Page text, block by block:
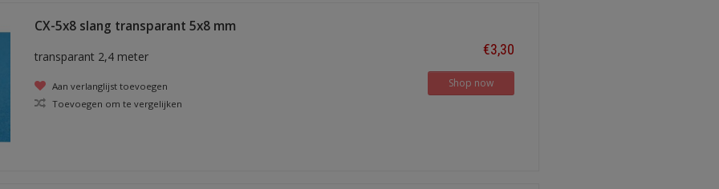
CX-5x8 slang transparant 5x8 mm
transparant 2,4 meter
Aan verlanglijst toevoegen
Toevoegen om te vergelijken
€3,30
Shop now